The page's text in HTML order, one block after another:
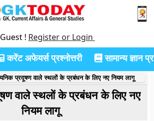
! Register or Login
करेंट अफेयर्स प्रश्नोत्तरी सामान्य ज्ञान
प्रदूषण वाले स्थलों के प्रबंधन के लिए नए नियम लागू
वाले स्थलों के प्रबंधन के लिए नए
नियम लागू